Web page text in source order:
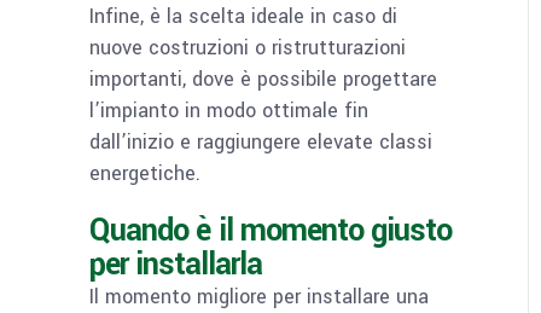
Infine, è la scelta ideale in caso di
nuove costruzioni o ristrutturazioni
importanti, dove è possibile progettare
l’impianto in modo ottimale fin
dall’inizio e raggiungere elevate classi
energetiche.
Quando è il momento giusto
per installarla
Il momento migliore per installare una